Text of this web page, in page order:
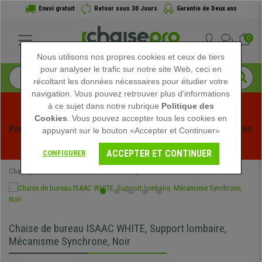
Envoi gratuit Retour sous 30 Jours Garantie de Deux ans
0
Profitez des soldes d'été chez Chaisepro ! Des réductions
exclusives pour une durée limitée - Voir l'offre
Chaisepro
Chaise de bureau ISAAC WHITE, Support lombaire,
Mécanisme Synchrone, Noir
Nous utilisons nos propres cookies et ceux de tiers
pour analyser le trafic sur notre site Web, ceci en
récoltant les données nécessaires pour étudier votre
navigation. Vous pouvez retrouver plus d'informations
à ce sujet dans notre rubrique Politique des
Cookies . Vous pouvez accepter tous les cookies en
appuyant sur le bouton «Accepter et Continuer»
CONFIGURER ACCEPTER ET CONTINUER